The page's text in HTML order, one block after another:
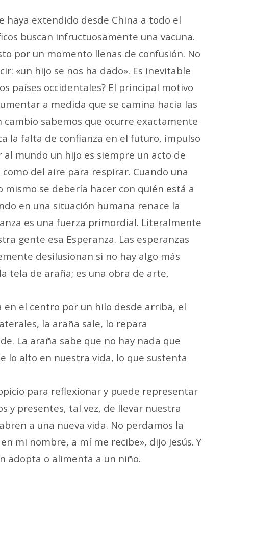
haya extendido desde China a todo el
buscan infructuosamente una vacuna.
por un momento llenas de confusión. No
«un hijo se nos ha dado». Es inevitable
países occidentales? El principal motivo
a medida que se camina hacia las
cambio sabemos que ocurre exactamente
la falta de confianza en el futuro, impulso
mundo un hijo es siempre un acto de
del aire para respirar. Cuando una
mismo se debería hacer con quién está a
en una situación humana renace la
es una fuerza primordial. Literalmente
gente esa Esperanza. Las esperanzas
desilusionan si no hay algo más
tela de araña; es una obra de arte,
el centro por un hilo desde arriba, el
la araña sale, lo repara
La araña sabe que no hay nada que
lo alto en nuestra vida, lo que sustenta
para reflexionar y puede representar
y presentes, tal vez, de llevar nuestra
a una nueva vida. No perdamos la
mi nombre, a mí me recibe», dijo Jesús. Y
adopta o alimenta a un niño.